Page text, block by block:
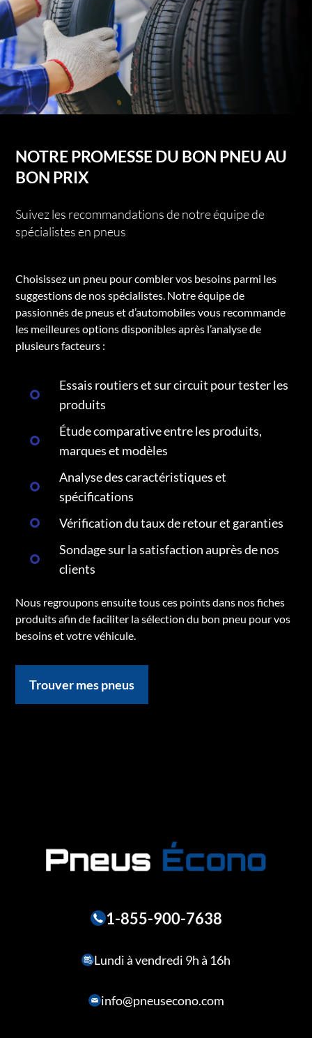
NOTRE PROMESSE DU BON PNEU AU
BON PRIX
Suivez les recommandations de notre équipe de
spécialistes en pneus
Choisissez un pneu pour combler vos besoins parmi les
suggestions de nos spécialistes. Notre équipe de
passionnés de pneus et d’automobiles vous recommande
les meilleures options disponibles après l’analyse de
plusieurs facteurs :
Essais routiers et sur circuit pour tester les
produits
Étude comparative entre les produits,
marques et modèles
Analyse des caractéristiques et
spécifications
Vérification du taux de retour et garanties
Sondage sur la satisfaction auprès de nos
clients
Nous regroupons ensuite tous ces points dans nos fiches
produits afin de faciliter la sélection du bon pneu pour vos
besoins et votre véhicule.
Trouver mes pneus
1-855-900-7638
Lundi à vendredi 9h à 16h
info@pneusecono.com